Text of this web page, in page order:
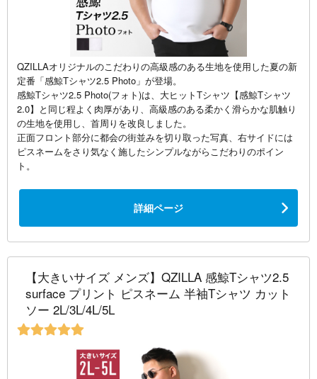
QZILLAオリジナルのこだわりの高級感のある生地を使用した夏の新
定番「感鯨Tシャツ2.5 Photo」が登場。
感鯨Tシャツ2.5 Photo(フォト)は、大ヒットTシャツ【感鯨Tシャツ
2.0】と同じ程よく肉厚があり、高級感のある柔かく滑らかな肌触り
の生地を使用し、首周りを改良しました。
正面フロント部分に都会の街並みを切り取った写真、右サイドには
ピスネームをさり気なく施したシンプルながらこだわりのポイン
ト。
詳細ページ
【大きいサイズ メンズ】QZILLA 感鯨Tシャツ2.5
surface プリント ピスネーム 半袖Tシャツ カット
ソー 2L/3L/4L/5L